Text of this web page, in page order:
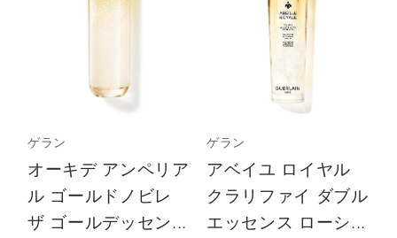
ゲラン
オーキデ アンペリア
ル ゴールドノビレ
ザ ゴールデッセン...
ゲラン
アベイユ ロイヤル
クラリファイ ダブル
エッセンス ローシ...